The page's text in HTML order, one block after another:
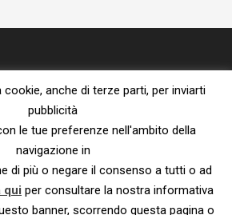
– vietata la riproduzione senza l’espresso
Informativa ai sensi del Reg. UE
anche di terze parti, per inviarti
pubblicità
le tue preferenze nell'ambito della
navigazione in
di più o negare il consenso a tutti o ad
qui per consultare la nostra informativa
banner, scorrendo questa pagina o